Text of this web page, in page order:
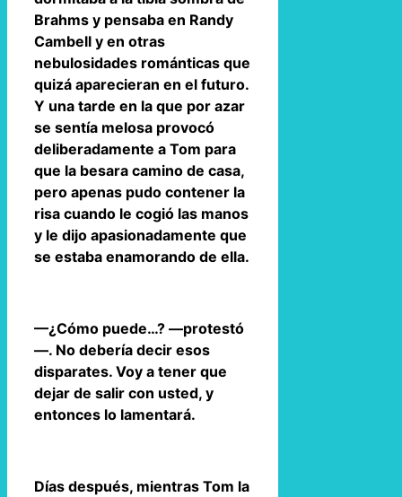
Brahms y pensaba en Randy
Cambell y en otras
nebulosidades románticas que
quizá aparecieran en el futuro.
Y una tarde en la que por azar
se sentía melosa provocó
deliberadamente a Tom para
que la besara camino de casa,
pero apenas pudo contener la
risa cuando le cogió las manos
y le dijo apasionadamente que
se estaba enamorando de ella.
—¿Cómo puede…? —protestó
—. No debería decir esos
disparates. Voy a tener que
dejar de salir con usted, y
entonces lo lamentará.
Días después, mientras Tom la